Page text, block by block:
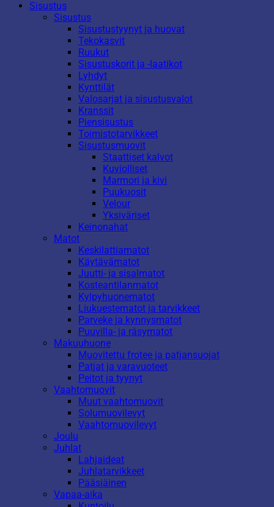
Sisustus
Sisustus
Sisustustyynyt ja huovat
Tekokasvit
Ruukut
Sisustuskorit ja -laatikot
Lyhdyt
Kynttilät
Valosarjat ja sisustusvalot
Kranssit
Piensisustus
Toimistotarvikkeet
Sisustusmuovit
Staattiset kalvot
Kuviolliset
Marmori ja kivi
Puukuosit
Velour
Yksiväriset
Keinonahat
Matot
Keskilattiamatot
Käytävämatot
Juutti- ja sisalmatot
Kosteantilanmatot
Kylpyhuonematot
Liukuestematot ja tarvikkeet
Parveke ja kynnysmatot
Puuvilla- ja räsymatot
Makuuhuone
Muovitettu frotee ja patjansuojat
Patjat ja varavuoteet
Peitot ja tyynyt
Vaahtomuovit
Muut vaahtomuovit
Solumuovilevyt
Vaahtomuovilevyt
Joulu
Juhlat
Lahjaideat
Juhlatarvikkeet
Pääsiäinen
Vapaa-aika